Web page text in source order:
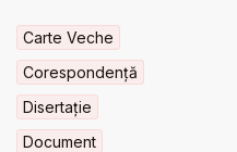
Carte Veche
Corespondență
Disertație
Document